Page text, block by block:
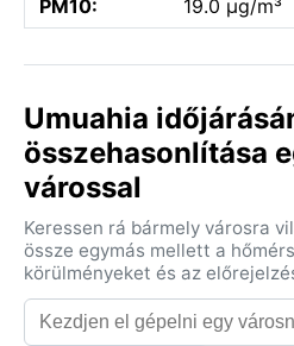
PM10:
19.0 µg/m³
Umuahia
összehasonlítása
várossal
Keressen rá bármely városra
össze egymás mellett a
körülményeket és az